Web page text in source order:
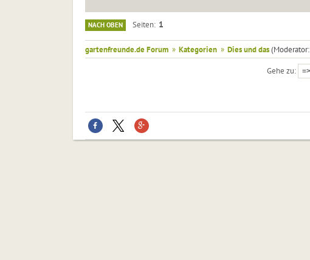
NACH OBEN Seiten 1
gartenfreunde.de Forum » Kategorien » Dies und das (Moderator:
Gehe zu